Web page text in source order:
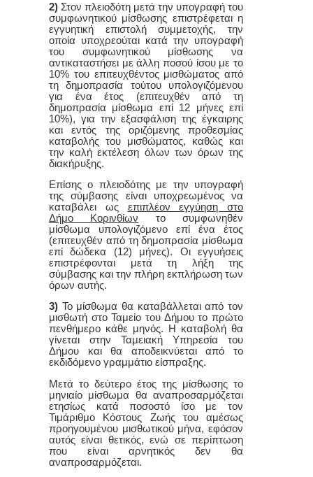
2) Στον πλειοδότη μετά την υπογραφή του
συμφωνητικού μίσθωσης επιστρέφεται η
εγγυητική επιστολή συμμετοχής, την
οποία υποχρεούται κατά την υπογραφή
του συμφωνητικού μίσθωσης να
αντικαταστήσει με άλλη ποσού ίσου με το
10% του επιτευχθέντος μισθώματος από
τη δημοπρασία τούτου υπολογιζόμενου
για ένα έτος (επιτευχθέν από τη
δημοπρασία μίσθωμα επί 12 μήνες επί
10%), για την εξασφάλιση της έγκαιρης
και εντός της οριζόμενης προθεσμίας
καταβολής του μισθώματος, καθώς και
την καλή εκτέλεση όλων των όρων της
διακήρυξης.
Επίσης ο πλειοδότης με την υπογραφή
της σύμβασης είναι υποχρεωμένος να
καταβάλει ως επιπλέον εγγύηση στο
Δήμο Κορινθίων το συμφωνηθέν
μίσθωμα υπολογιζόμενο επί ένα έτος
(επιτευχθέν από τη δημοπρασία μίσθωμα
επί δώδεκα (12) μήνες). Οι εγγυήσεις
επιστρέφονται μετά τη λήξη της
σύμβασης και την πλήρη εκπλήρωση των
όρων αυτής.
3) Το μίσθωμα θα καταβάλλεται από τον
μισθωτή στο Ταμείο του Δήμου το πρώτο
πενθήμερο κάθε μηνός. Η καταβολή θα
γίνεται στην Ταμειακή Υπηρεσία του
Δήμου και θα αποδεικνύεται από το
εκδιδόμενο γραμμάτιο είσπραξης.
Μετά το δεύτερο έτος της μίσθωσης το
μηνιαίο μίσθωμα θα αναπροσαρμόζεται
ετησίως κατά ποσοστό ίσο με τον
Τιμάριθμο Κόστους Ζωής του αμέσως
προηγουμένου μισθωτικού μήνα, εφόσον
αυτός είναι θετικός, ενώ σε περίπτωση
που είναι αρνητικός δεν θα
αναπροσαρμόζεται.